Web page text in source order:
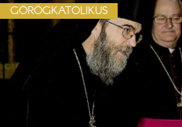
GÖRÖGKATOLIKUS